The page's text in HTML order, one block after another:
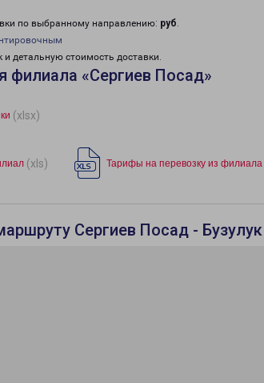
по выбранному направлению: руб.
и детальную стоимость доставки.
филиала «Сергиев Посад»
(xlsx)
(xls) Тарифы на перевозку из филиала
Сергиев Посад - Бузулук